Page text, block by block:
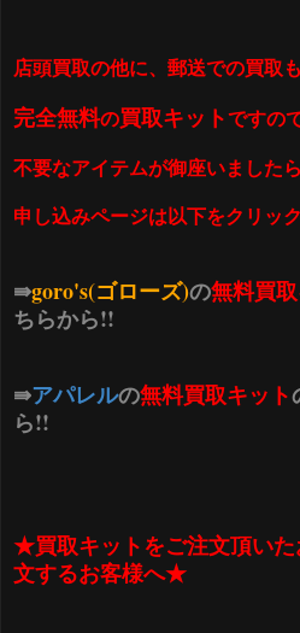
店頭買取の他に、郵送での買取
完全無料の買取キットですの
不要なアイテムが御座いました
申し込みページは以下をクリッ
⇛goro's(ゴローズ)の無料買
ちらから!!
⇛アパレルの無料買取キット
ら!!
★買取キットをご注文頂い
文するお客様へ★